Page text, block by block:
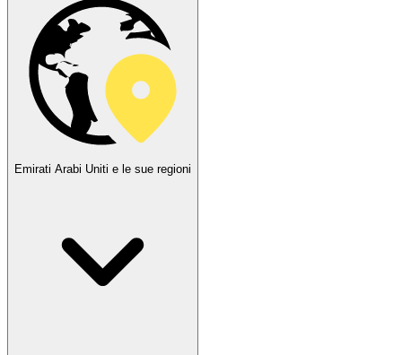
Emirati Arabi Uniti e le sue regioni